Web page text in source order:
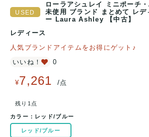
ローラアシュレイ ミニポーチ
未使用 ブランド まとめて レ
ー Laura Ashley 【中古】
レディース
人気ブランドアイテムをお得にゲット♪
いいね！
0
¥7,261 /点
残り1点
カラー： レッド/ブルー
レッド/ブルー